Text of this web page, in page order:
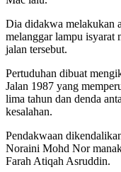
Dia didakwa melakukan
melanggar lampu isyarat
jalan tersebut.
Pertuduhan dibuat
Jalan 1987 yang
lima tahun dan denda
kesalahan.
Pendakwaan
Noraini Mohd Nor
Farah Atiqah Asruddin.